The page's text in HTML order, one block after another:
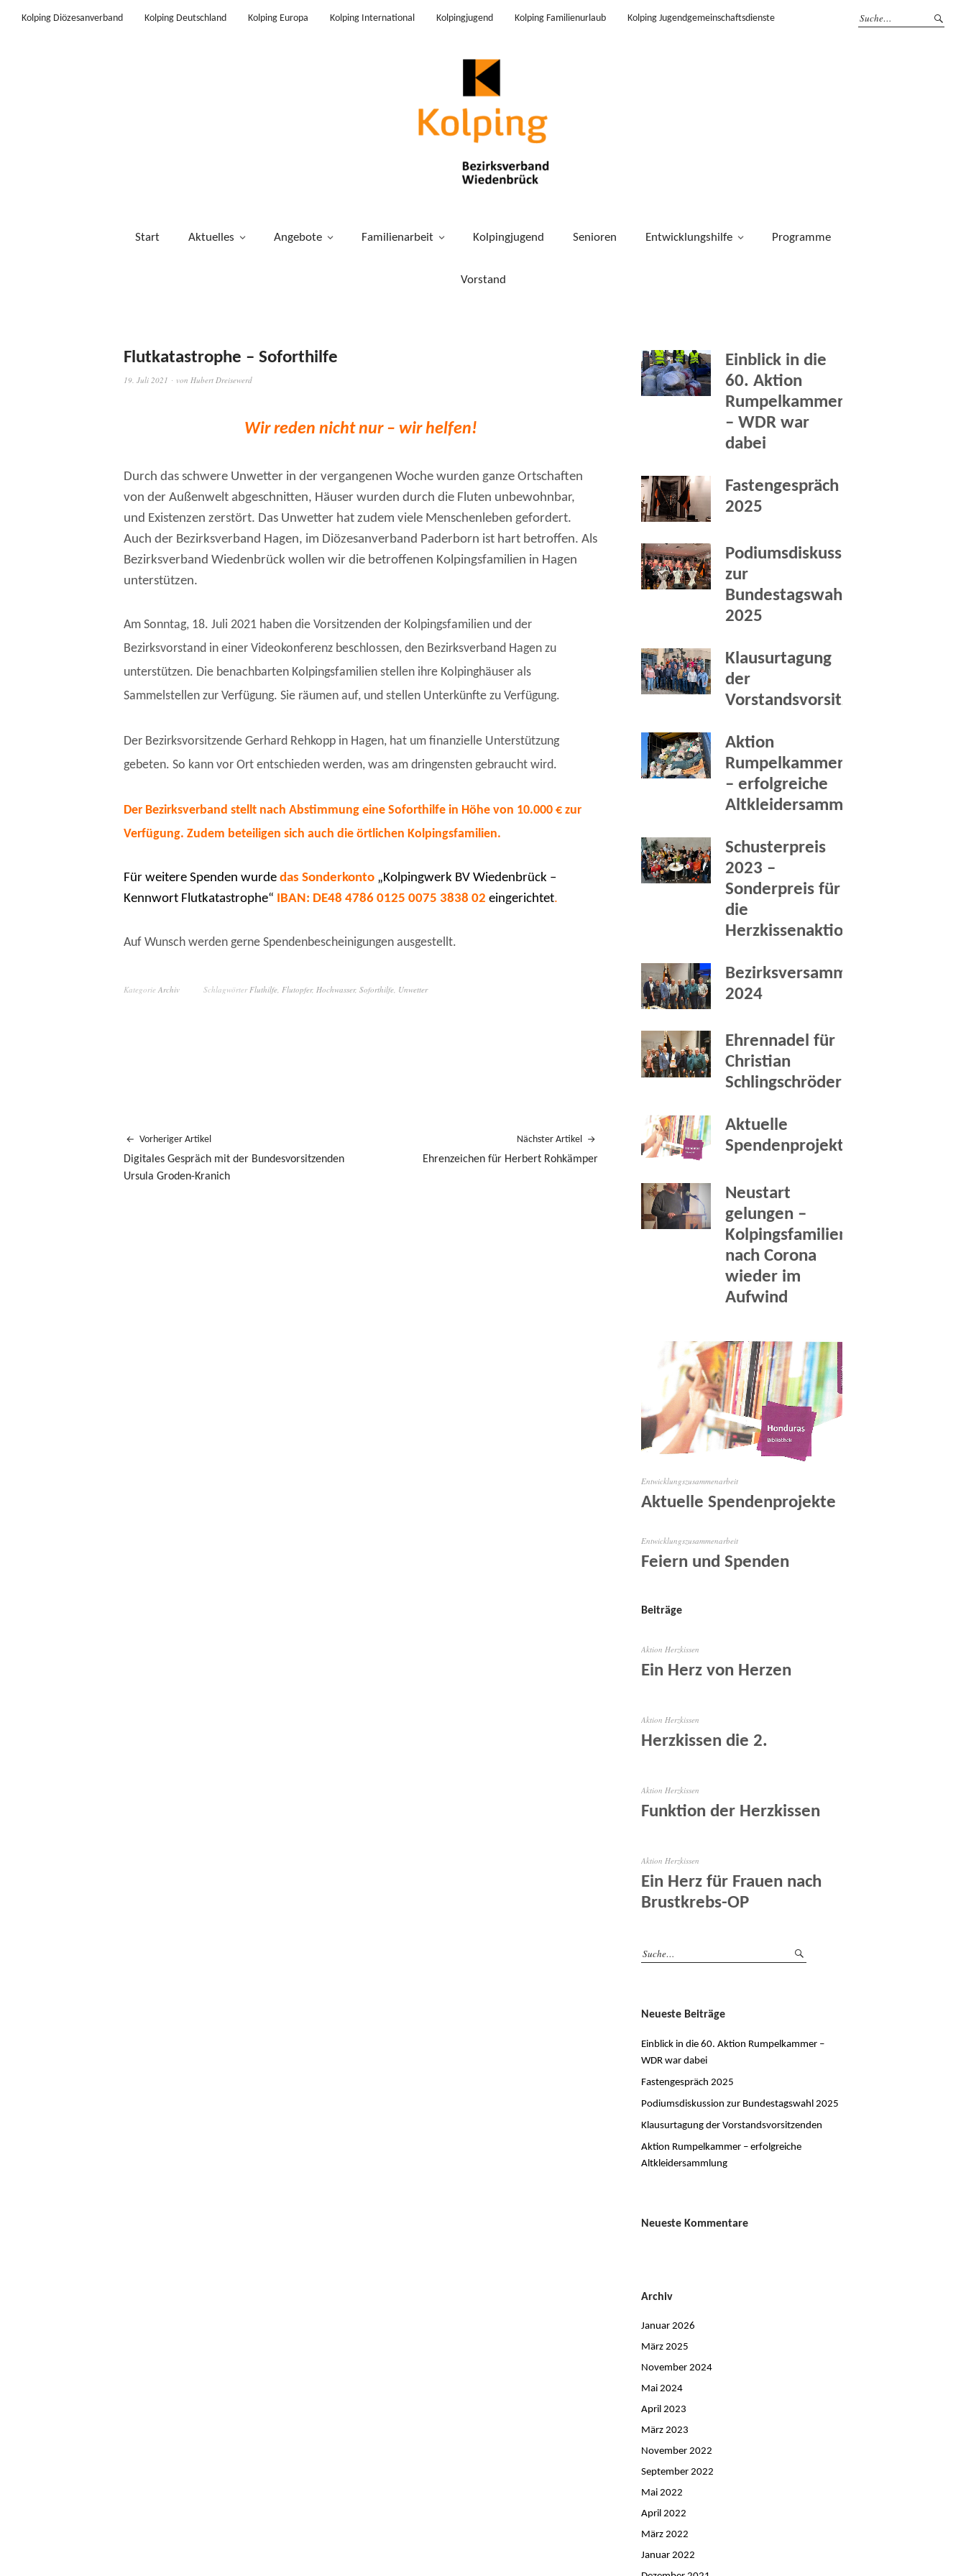
Kolping Diözesanverband Kolping Deutschland Kolping Europa Kolping International Kolpingjugend Kolping Familienurlaub Kolping Jugendgemeinschaftsdienste
Start Aktuelles Angebote Familienarbeit Kolpingjugend Senioren Entwicklungshilfe Programme
Vorstand
Flutkatastrophe – Soforthilfe
19. Juli 2021 von Hubert Dreisewerd
Wir reden nicht nur – wir helfen!
Durch das schwere Unwetter in der vergangenen Woche wurden ganze Ortschaften
von der Außenwelt abgeschnitten, Häuser wurden durch die Fluten unbewohnbar,
und Existenzen zerstört. Das Unwetter hat zudem viele Menschenleben gefordert.
Auch der Bezirksverband Hagen, im Diözesanverband Paderborn ist hart betroffen. Als
Bezirksverband Wiedenbrück wollen wir die betroffenen Kolpingsfamilien in Hagen
unterstützen.
Am Sonntag, 18. Juli 2021 haben die Vorsitzenden der Kolpingsfamilien und der
Bezirksvorstand in einer Videokonferenz beschlossen, den Bezirksverband Hagen zu
unterstützen. Die benachbarten Kolpingsfamilien stellen ihre Kolpinghäuser als
Sammelstellen zur Verfügung. Sie räumen auf, und stellen Unterkünfte zu Verfügung.
Der Bezirksvorsitzende Gerhard Rehkopp in Hagen, hat um finanzielle Unterstützung
gebeten. So kann vor Ort entschieden werden, was am dringensten gebraucht wird.
Der Bezirksverband stellt nach Abstimmung eine Soforthilfe in Höhe von 10.000 € zur
Verfügung. Zudem beteiligen sich auch die örtlichen Kolpingsfamilien.
Für weitere Spenden wurde das Sonderkonto „Kolpingwerk BV Wiedenbrück –
Kennwort Flutkatastrophe“ IBAN: DE48 4786 0125 0075 3838 02 eingerichtet.
Auf Wunsch werden gerne Spendenbescheinigungen ausgestellt.
Kategorie Archiv SchlagwörterFluthilfe, Flutopfer, Hochwasser, Soforthilfe, Unwetter
Vorheriger Artikel
Digitales Gespräch mit der Bundesvorsitzenden
Ursula Groden-Kranich
Nächster Artikel
Ehrenzeichen für Herbert Rohkämper
Einblick in die
60. Aktion
Rumpelkammer
– WDR war
dabei
Fastengespräch
2025
Podiumsdiskussion
zur
Bundestagswahl
2025
Klausurtagung
der
Vorstandsvorsitzenden
Aktion
Rumpelkammer
– erfolgreiche
Altkleidersammlung
Schusterpreis
2023 –
Sonderpreis für
die
Herzkissenaktion
Bezirksversammlung
2024
Ehrennadel für
Christian
Schlingschröder
Aktuelle
Spendenprojekte
Neustart
gelungen –
Kolpingsfamilien
nach Corona
wieder im
Aufwind
Entwicklungszusammenarbeit
Aktuelle Spendenprojekte
Entwicklungszusammenarbeit
Feiern und Spenden
Beiträge
Aktion Herzkissen
Ein Herz von Herzen
Aktion Herzkissen
Herzkissen die 2.
Aktion Herzkissen
Funktion der Herzkissen
Aktion Herzkissen
Ein Herz für Frauen nach
Brustkrebs-OP
Neueste Beiträge
Einblick in die 60. Aktion Rumpelkammer –
WDR war dabei
Fastengespräch 2025
Podiumsdiskussion zur Bundestagswahl 2025
Klausurtagung der Vorstandsvorsitzenden
Aktion Rumpelkammer – erfolgreiche
Altkleidersammlung
Neueste Kommentare
Archiv
Januar 2026
März 2025
November 2024
Mai 2024
April 2023
März 2023
November 2022
September 2022
Mai 2022
April 2022
März 2022
Januar 2022